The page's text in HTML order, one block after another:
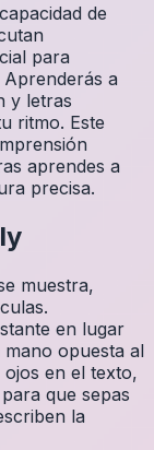
de
para
a
y letras
ritmo. Este
aprendes a
precisa.
muestra,
en lugar
opuesta al
en el texto,
que sepas
la